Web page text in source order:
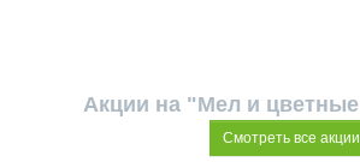
Акции на "Мел и
Смотреть все